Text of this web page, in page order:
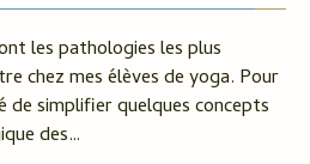
les pathologies les plus
chez mes élèves de yoga. Pour
de simplifier quelques concepts
des…